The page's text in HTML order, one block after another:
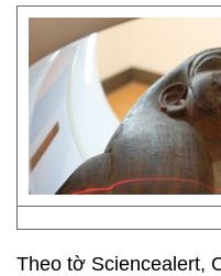
Theo tờ Sciencealert,